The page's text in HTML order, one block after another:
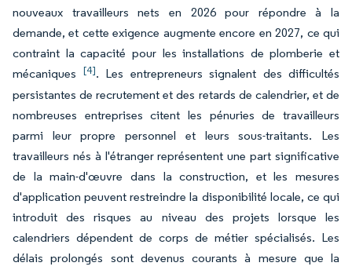
nouveaux travailleurs nets en 2026 pour répondre à la
demande, et cette exigence augmente encore en 2027, ce qui
contraint la capacité pour les installations de plomberie et
mécaniques [4]. Les entrepreneurs signalent des difficultés
persistantes de recrutement et des retards de calendrier, et de
nombreuses entreprises citent les pénuries de travailleurs
parmi leur propre personnel et leurs sous-traitants. Les
travailleurs nés à l'étranger représentent une part significative
de la main-d'œuvre dans la construction, et les mesures
d'application peuvent restreindre la disponibilité locale, ce qui
introduit des risques au niveau des projets lorsque les
calendriers dépendent de corps de métier spécialisés. Les
délais prolongés sont devenus courants à mesure que la